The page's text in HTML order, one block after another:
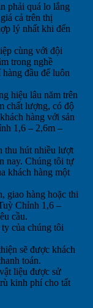
phải quá lo lắng
cả trên thị
lý nhất khi đến
cùng với đội
trong nghề
đầu để luôn
hiệu lâu năm trên
chất lượng, có độ
hàng với sản
1,6 – 2,6m –
thu hút nhiều lượt
nay. Chúng tôi tự
khách hàng một
giao hàng hoặc thi
Chỉnh 1,6 –
cầu.
của chúng tôi
sẽ được khách
toán.
liệu được sử
kinh phí cho tất